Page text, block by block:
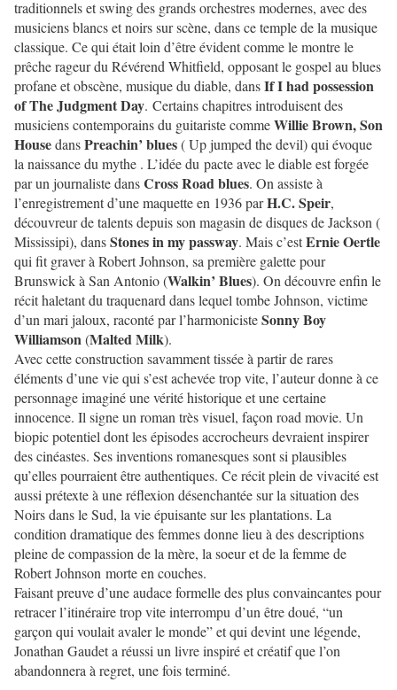
traditionnels et swing des grands orchestres modernes, avec des
musiciens blancs et noirs sur scène, dans ce temple de la musique
classique. Ce qui était loin d’être évident comme le montre le
prêche rageur du Révérend Whitfield, opposant le gospel au blues
profane et obscène, musique du diable, dansIf I had possession
of The Judgment Day. Certains chapitres introduisent des
musiciens contemporains du guitariste commeWillie Brown, Son
HousedansPreachin’ blues( Up jumped the devil) qui évoque
la naissance du mythe . L’idée du pacte avec le diableestforgée
par un journaliste dansCross Road blues. On assiste à
l’enregistrement d’une maquette en 1936 parH.C. Speir,
découvreur de talents depuis son magasin de disques de Jackson (
Mississipi), dansStones in my passway. Mais c’estErnie Oertle
qui fit graver à Robert Johnson, sa première galette pour
Brunswick à San Antonio (Walkin’ Blues). On découvre enfin le
récit haletant du traquenard dans lequel tombe Johnson, victime
d’un mari jaloux, raconté par l’harmonicisteSonny Boy
Williamson(Malted Milk).
Avec cette construction savamment tissée à partir de rares
éléments d’une vie qui s’est achevée trop vite, l’auteur donne à ce
personnage imaginé une vérité historique et une certaine
innocence. Il signe un roman très visuel, façon road movie. Un
biopic potentiel dont les épisodes accrocheurs devraient inspirer
des cinéastes. Ses inventions romanesques sont si plausibles
qu’elles pourraient être authentiques. Ce récit plein de vivacité est
aussi prétexte à une réflexion désenchantée sur la situation des
Noirs dans le Sud, la vie épuisante sur les plantations. La
condition dramatique des femmes donne lieu à des descriptions
pleine de compassion de la mère, la soeur et de la femme de
Robert Johnson morte en couches.
Faisant preuve d’une audace formelle des plus convaincantes pour
retracer l’itinéraire trop vite interrompu d’un être doué, “un
garçon qui voulait avaler le monde”et qui devint une légende,
Jonathan Gaudet a réussi un livre inspiré et créatifque l’on
abandonnera à regret, une fois terminé.